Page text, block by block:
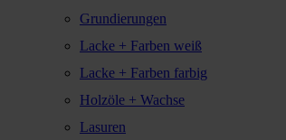
Grundierungen
Lacke + Farben weiß
Lacke + Farben farbig
Holzöle + Wachse
Lasuren